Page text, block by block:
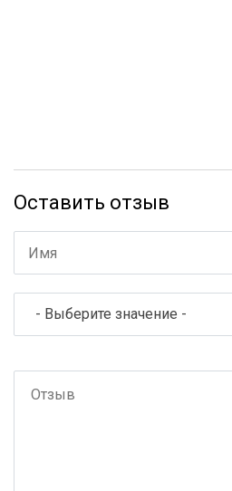
Оставить отзыв
- Выберите значение -